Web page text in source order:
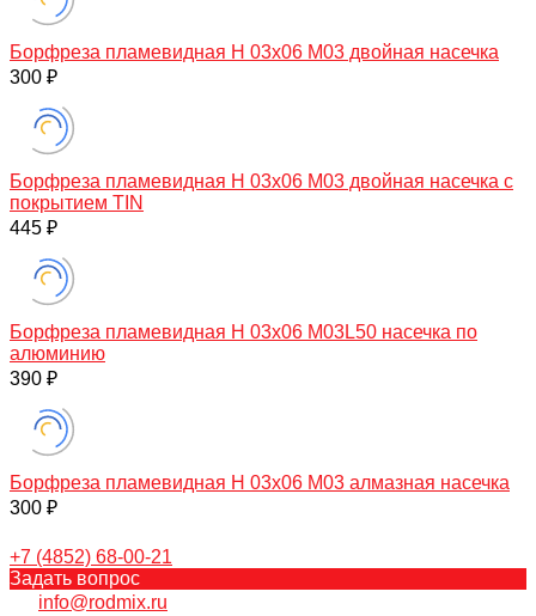
Борфреза пламевидная H 03х06 M03 двойная насечка
300 ₽
Борфреза пламевидная H 03х06 M03 двойная насечка с
покрытием TIN
445 ₽
Борфреза пламевидная H 03х06 M03L50 насечка по
алюминию
390 ₽
Борфреза пламевидная H 03х06 M03 алмазная насечка
300 ₽
+7 (4852) 68-00-21
Задать вопрос
info@rodmix.ru